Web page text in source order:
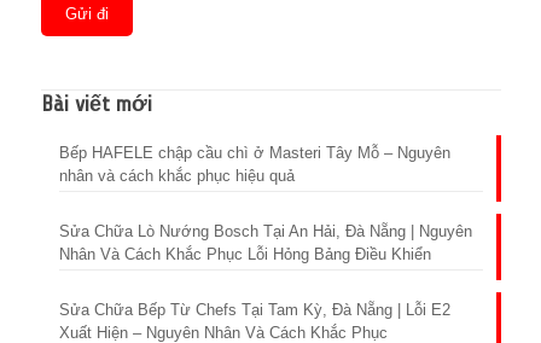
Bài viết mới
Bếp HAFELE chập cầu chì ở Masteri Tây Mỗ – Nguyên
nhân và cách khắc phục hiệu quả
Sửa Chữa Lò Nướng Bosch Tại An Hải, Đà Nẵng | Nguyên
Nhân Và Cách Khắc Phục Lỗi Hỏng Bảng Điều Khiển
Sửa Chữa Bếp Từ Chefs Tại Tam Kỳ, Đà Nẵng | Lỗi E2
Xuất Hiện – Nguyên Nhân Và Cách Khắc Phục